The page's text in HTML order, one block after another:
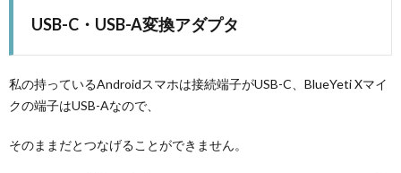
USB-C・USB-A変換アダプタ
私の持っているAndroidスマホは接続端子がUSB-C、BlueYeti Xマイ
クの端子はUSB-Aなので、
そのままだとつなげることができません。